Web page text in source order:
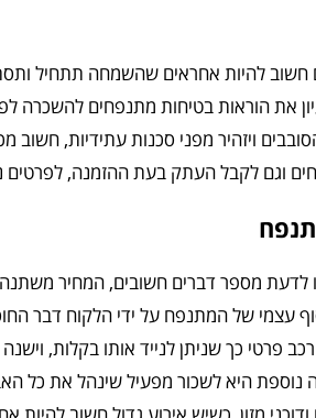
חשוב להיות אחראים שהשמחה תתחיל
את הוראות בטיחות מתנפחים להשכרה
ויזהיר מפני סכנות עתידיות, חשוב
וגם לקבל העתק בעת ההזמנה, לפרטים
לדעת מספר דברים חשובים, המחיר
עצמי של המתנפח על ידי הלקוח דבר
פרטי כך שניתן לנייד אותו בקלות,
נוספת היא לשכור מפעיל שינהל את כל